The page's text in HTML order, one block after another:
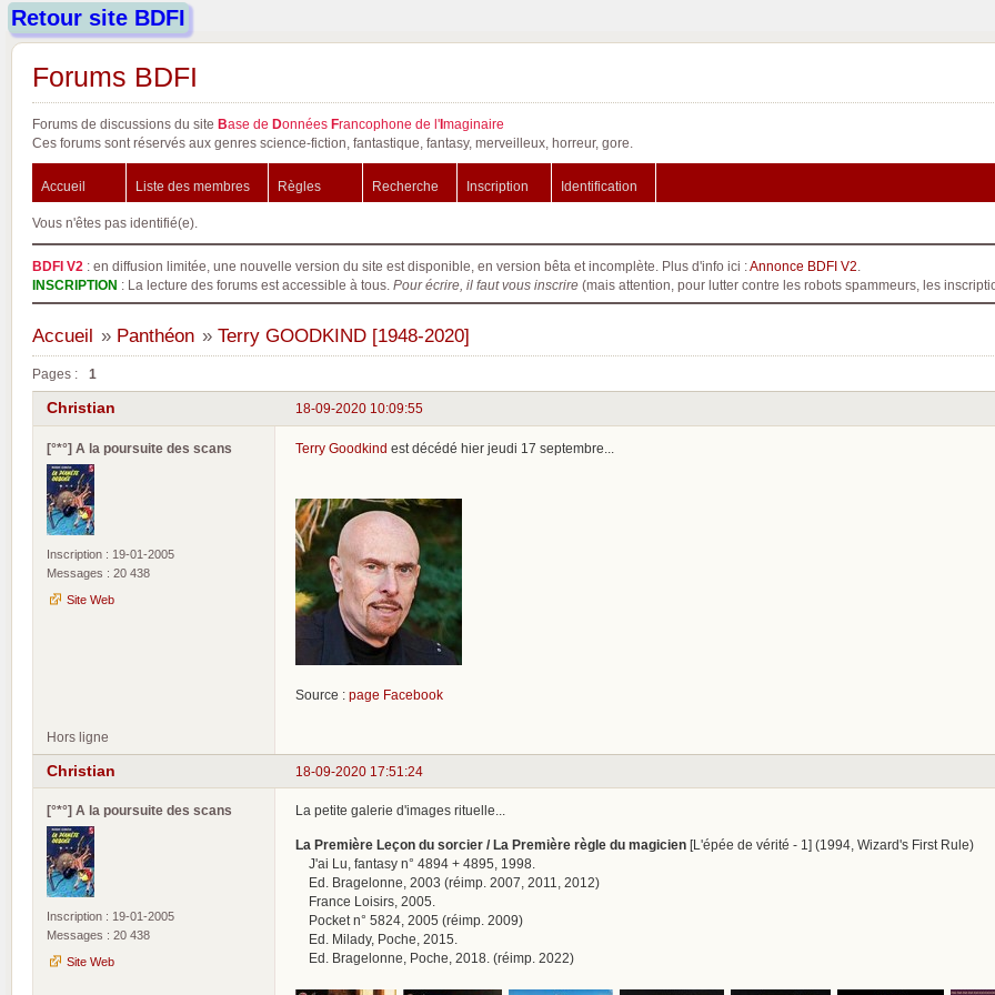
Retour site BDFI
Forums BDFI
Forums de discussions du site Base de Données Francophone de l'Imaginaire
Ces forums sont réservés aux genres science-fiction, fantastique, fantasy, merveilleux, horreur, gore.
Accueil Liste des membres Règles Recherche Inscription Identification
Vous n'êtes pas identifié(e).
BDFI V2 : en diffusion limitée, une nouvelle version du site est disponible, en version bêta et incomplète. Plus d'info ici :Annonce BDFI V2
INSCRIPTION : La lecture des forums est accessible à tous. Pour écrire, il faut vous inscrire (mais attention, pour lutter contre les robots spammeurs, les
Accueil » Panthéon » Terry GOODKIND [1948-2020]
Pages : 1
18-09-2020 10:09:55
Christian
[°*°] A la poursuite des scans
Inscription : 19-01-2005
Messages : 20 438
Site Web
Terry Goodkind est décédé hier jeudi 17 septembre...
Source : page Facebook
Hors ligne
18-09-2020 17:51:24
Christian
[°*°] A la poursuite des scans
Inscription : 19-01-2005
Messages : 20 438
Site Web
La petite galerie d'images rituelle...
La Première Leçon du sorcier / La Première règle du magicien [L'épée de vérité - 1] (1994, Wizard's First Rule)
J'ai Lu, fantasy n° 4894 + 4895, 1998.
Ed. Bragelonne, 2003 (réimp. 2007, 2011, 2012)
France Loisirs, 2005.
Pocket n° 5824, 2005 (réimp. 2009)
Ed. Milady, Poche, 2015.
Ed. Bragelonne, Poche, 2018. (réimp. 2022)